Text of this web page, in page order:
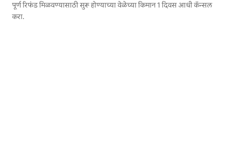
पूर्ण रिफंड मिळवण्यासाठी सुरू होण्याच्या वेळेच्या किमान 1 दिवस आधी कॅन्सल
करा.